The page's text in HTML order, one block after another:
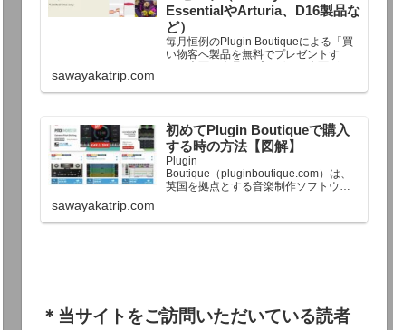
EssentialやArturia、D16製品な
ど）
毎月恒例のPlugin Boutiqueによる「買
い物客へ製品を無料でプレゼントす
る」企画。今月もプレゼント企画が用
定額以上のお金を出して何かを購入す
終了予定日：日本時間：6/1（月…
sawayakatrip.com
初めてPlugin Boutiqueで購入
する時の方法【図解】
Plugin
Boutique（pluginboutique.com）は、
英国を拠点とする音楽制作ソフトウェ
で、世界中のミュージシャンに利用さ
sawayakatrip.com
＊当サイトをご訪問いただいている読者